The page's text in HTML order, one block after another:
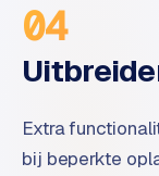
04
Extra
bij beperkte